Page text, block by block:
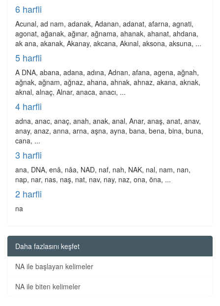
6 harfli
Acunal, ad nam, adanak, Adanan, adanat, afarna, agnati,
agonat, ağanak, ağınar, ağnama, ahanak, ahanat, ahdana,
ak ana, akanak, Akanay, akcana, Akınal, aksona, aksuna, ...
5 harfli
A DNA, abana, adana, adına, Adnan, afana, agena, ağnah,
ağnak, ağnam, ağnaz, ahana, ahnak, ahnaz, akana, aknak,
aknal, alnaç, Alnar, anaca, anacı, ...
4 harfli
adna, anac, anaç, anah, anak, anal, Anar, anaş, anat, anav,
anay, anaz, anna, arna, aşna, ayna, bana, bena, bina, buna,
cana, ...
3 harfli
ana, DNA, enâ, nâa, NAD, naf, nah, NAK, nal, nam, nan,
nap, nar, nas, naş, nat, nav, nay, naz, ona, öna, ...
2 harfli
na
Daha fazlasını keşfet
NA ile başlayan kelimeler
NA ile biten kelimeler